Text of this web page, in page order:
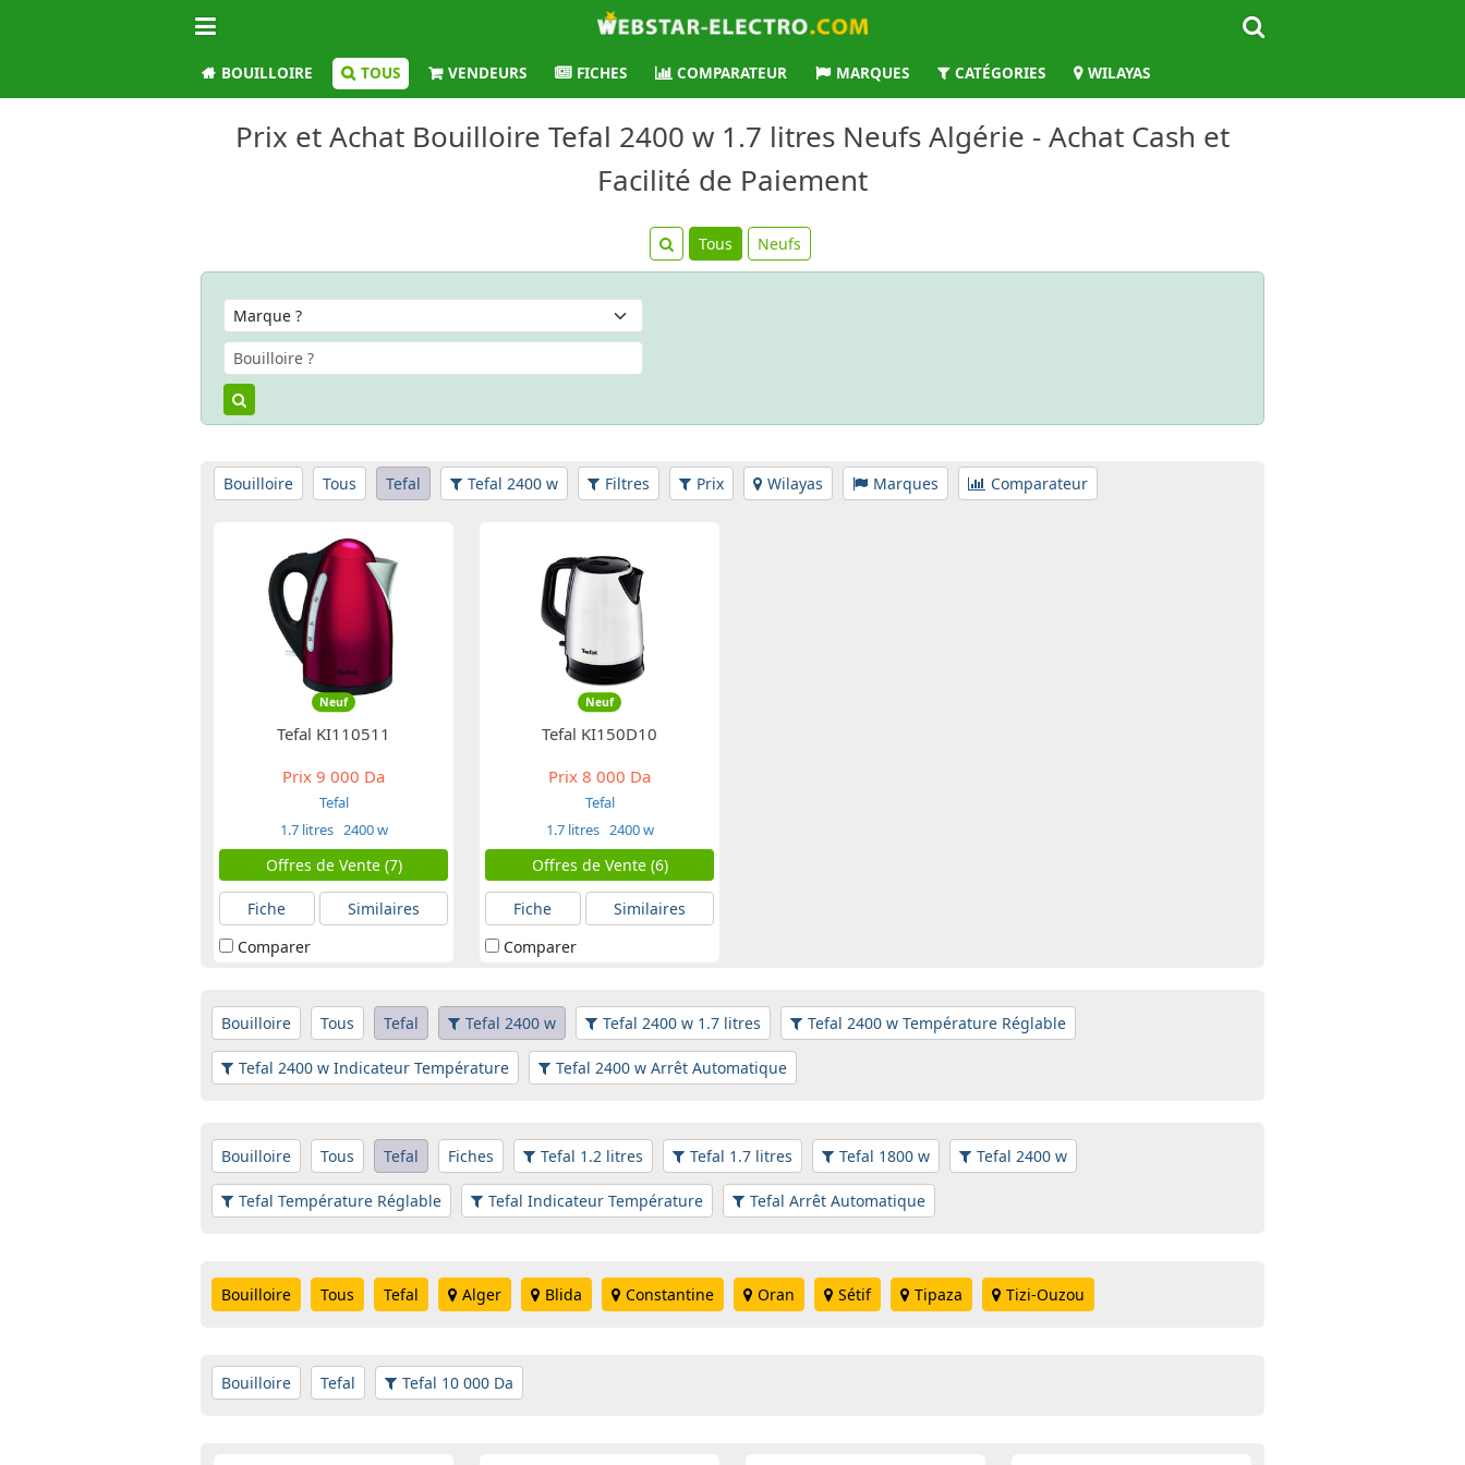
BOUILLOIRE TOUS VENDEURS FICHES COMPARATEUR MARQUES CATÉGORIES WILAYAS
Prix et Achat Bouilloire Tefal 2400 w 1.7 litres Neufs Algérie - Achat Cash et
Facilité de Paiement
Tous Neufs
Bouilloire Tous Tefal Tefal 2400 w Filtres Prix Wilayas Marques Comparateur
Neuf
Tefal KI110511
Prix 9 000 Da
Tefal
1.7 litres 2400 w
Offres de Vente (7)
Fiche
Similaires
Comparer
Neuf
Tefal KI150D10
Prix 8 000 Da
Tefal
1.7 litres 2400 w
Offres de Vente (6)
Fiche
Similaires
Comparer
Bouilloire Tous Tefal Tefal 2400 w Tefal 2400 w 1.7 litres Tefal 2400 w Température Réglable
Tefal 2400 w Indicateur Température Tefal 2400 w Arrêt Automatique
Bouilloire Tous Tefal Fiches Tefal 1.2 litres Tefal 1.7 litres Tefal 1800 w Tefal 2400 w
Tefal Température Réglable Tefal Indicateur Température Tefal Arrêt Automatique
Bouilloire Tous Tefal Alger Blida Constantine Oran Sétif Tipaza Tizi-Ouzou
Bouilloire Tefal Tefal 10 000 Da